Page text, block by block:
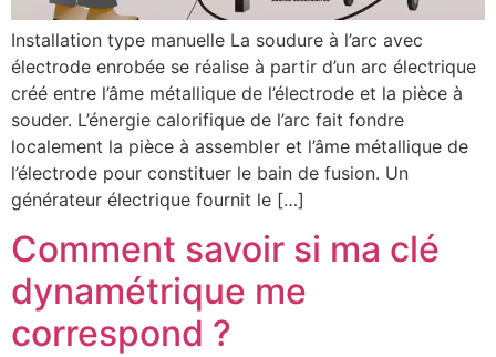
Installation type manuelle La soudure à l’arc avec
électrode enrobée se réalise à partir d’un arc électrique
créé entre l’âme métallique de l’électrode et la pièce à
souder. L’énergie calorifique de l’arc fait fondre
localement la pièce à assembler et l’âme métallique de
l’électrode pour constituer le bain de fusion. Un
générateur électrique fournit le […]
Comment savoir si ma clé
dynamétrique me
correspond ?